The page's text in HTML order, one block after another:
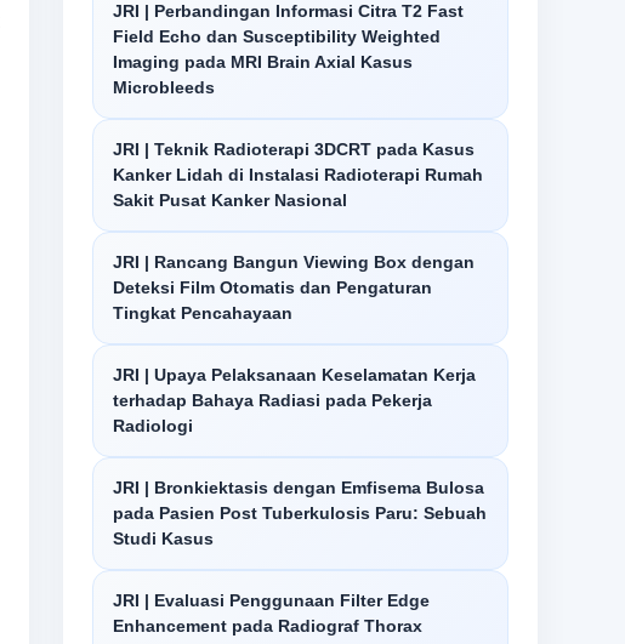
JRI | Perbandingan Informasi Citra T2 Fast
Field Echo dan Susceptibility Weighted
Imaging pada MRI Brain Axial Kasus
Microbleeds
JRI | Teknik Radioterapi 3DCRT pada Kasus
Kanker Lidah di Instalasi Radioterapi Rumah
Sakit Pusat Kanker Nasional
JRI | Rancang Bangun Viewing Box dengan
Deteksi Film Otomatis dan Pengaturan
Tingkat Pencahayaan
JRI | Upaya Pelaksanaan Keselamatan Kerja
terhadap Bahaya Radiasi pada Pekerja
Radiologi
JRI | Bronkiektasis dengan Emfisema Bulosa
pada Pasien Post Tuberkulosis Paru: Sebuah
Studi Kasus
JRI | Evaluasi Penggunaan Filter Edge
Enhancement pada Radiograf Thorax